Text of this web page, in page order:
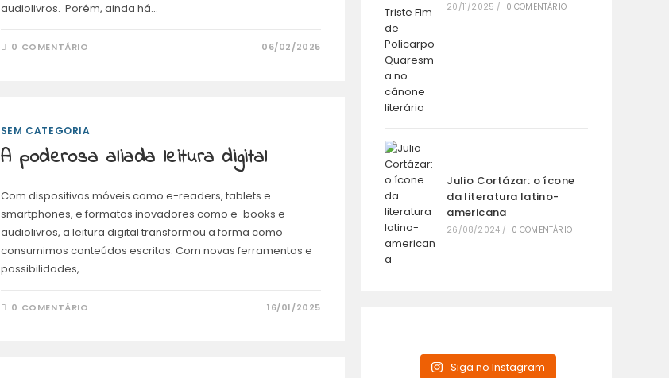
audiolivros. Porém, ainda há…
0 COMENTÁRIO 06/02/2025
SEM CATEGORIA
A poderosa aliada leitura digital
Com dispositivos móveis como e-readers, tablets e
smartphones, e formatos inovadores como e-books e
audiolivros, a leitura digital transformou a forma como
consumimos conteúdos escritos. Com novas ferramentas e
possibilidades,…
0 COMENTÁRIO 16/01/2025
20/11/2025 / 0 COMENTÁRIO
Julio Cortázar: o ícone
da literatura latino-
americana
26/08/2024 / 0 COMENTÁRIO
Siga no Instagram